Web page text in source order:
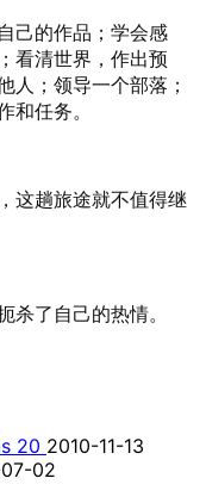
己的作品；学会感
看清世界，作出预
人；领导一个部落；
和任务。
这趟旅途就不值得继
杀了自己的热情。
20 2010-11-13
02